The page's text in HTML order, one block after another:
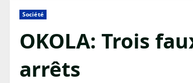
Société
OKOLA: Trois
arrêts